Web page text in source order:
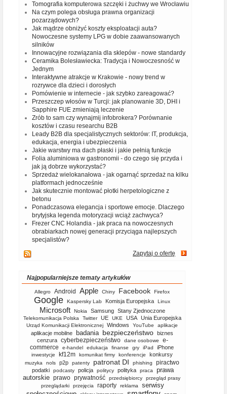
Tomografia komputerowa szczęki i żuchwy we Wrocławiu
Na czym polega obsługa prawna organizacji
pozarządowych?
Jak mądrze obniżyć koszty eksploatacji auta?
Nowoczesne systemy LPG w dobie zaawansowanych
silników
Innowacyjne rozwiązania dla sklepów - nowe standardy
Ceramika Bolesławiecka: Tradycja i Nowoczesność w
Jednym
Interaktywne atrakcje w Krakowie - nowy trend w
rozrywce dla dzieci i dorosłych
Pomówienie w internecie - jak szybko zareagować?
Przeszczep włosów w Turcji: jak planowanie 3D, DHI i
Sapphire FUE zmieniają leczenie
Zrób to sam czy wynajmij infobrokera? Porównanie
kosztów i czasu researchu B2B
Leady B2B dla specjalistycznych sektorów: IT, produkcja,
edukacja, energia i ubezpieczenia
Jakie warstwy ma dach płaski i jakie pełnią funkcje
Folia aluminiowa w gastronomii - do czego się przyda i
jak ją dobrze wykorzystać?
Sprzedaż wielokanałowa - jak ogarnąć sprzedaż na kilku
platformach jednocześnie
Jak skutecznie montować płotki herpetologiczne z
betonu
Ponadczasowa elegancja i sportowe emocje. Dlaczego
brytyjska legenda motoryzacji wciąż zachwyca?
Frezer CNC Holandia - jak praca na nowoczesnych
obrabiarkach nowej generacji przyciąga najlepszych
specjalistów?
Zapytaj o ofertę
Najpopularniejsze tematy artykułów
Allegro Android Apple Chiny Facebook Firefox
Google Kaspersky Lab Komisja Europejska Linux
Microsoft Nokia Samsung Stany Zjednoczone
Telekomunikacja Polska Twitter UE UKE USA Unia Europejska
Urząd Komunikacji Elektronicznej Windows YouTube aplikacje
aplikacje mobilne badania bezpieczeństwo biznes
cenzura cyberbezpieczeństwo dane osobowe
e-
commerce
e-handel edukacja finanse gry iPad iPhone
inwestycje kf12m komunikat firmy konferencje konkursy
muzyka nols p2p patenty patronat DI phishing piractwo
podatki podcasty policja politycy polityka praca
prawa
autorskie prawo prywatność przedsiębiorcy
przegląd prasy
przeglądarki
przejęcia raporty reklama
serwisy